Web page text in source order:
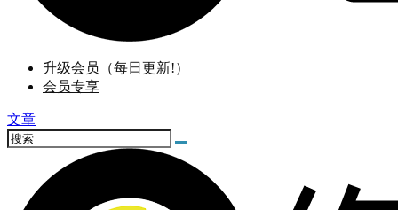
升级会员（每日更新!）
会员专享
文章